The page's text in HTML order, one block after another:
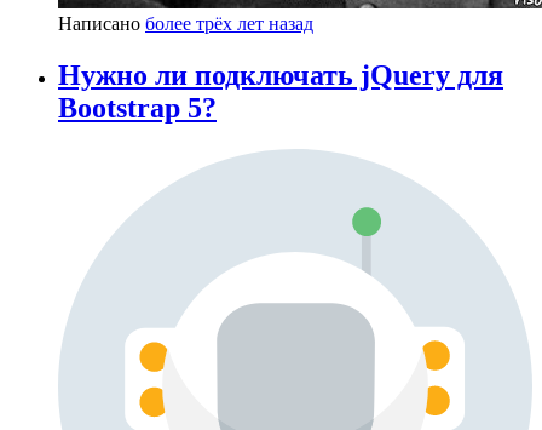
Написано более трёх лет назад
Нужно ли подключать jQuery для
Bootstrap 5?